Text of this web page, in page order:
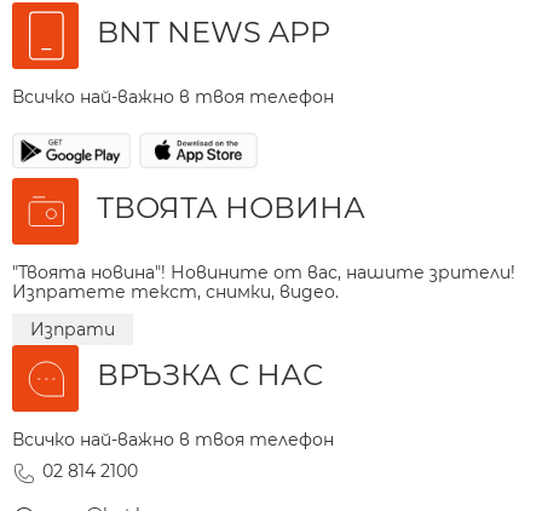
BNT NEWS APP
Всичко най-важно в твоя телефон
ТВОЯТА НОВИНА
"Твоята новина"! Новините от вас, нашите зрители!
Изпратете текст, снимки, видео.
Изпрати
ВРЪЗКА С НАС
Всичко най-важно в твоя телефон
02 814 2100